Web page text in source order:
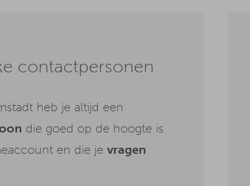
contactpersonen
heb je altijd een
die goed op de hoogte is
en die je vragen